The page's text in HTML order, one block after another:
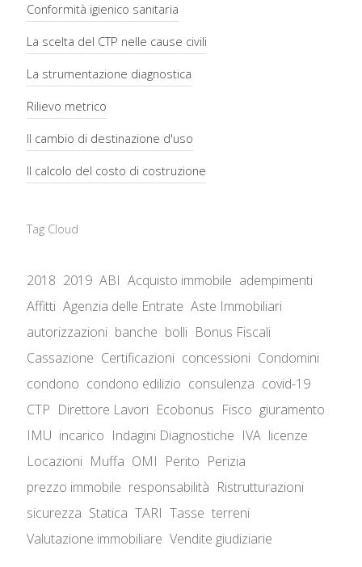
Conformità igienico sanitaria
La scelta del CTP nelle cause civili
La strumentazione diagnostica
Rilievo metrico
Il cambio di destinazione d'uso
Il calcolo del costo di costruzione
Tag Cloud
2018 2019 ABI Acquisto immobile adempimenti
Affitti Agenzia delle Entrate Aste Immobiliari
autorizzazioni banche bolli Bonus Fiscali
Cassazione Certificazioni concessioni Condomini
condono condono edilizio consulenza covid-19
CTP Direttore Lavori Ecobonus Fisco giuramento
IMU incarico Indagini Diagnostiche IVA licenze
Locazioni Muffa OMI Perito Perizia
prezzo immobile responsabilità Ristrutturazioni
sicurezza Statica TARI Tasse terreni
Valutazione immobiliare Vendite giudiziarie